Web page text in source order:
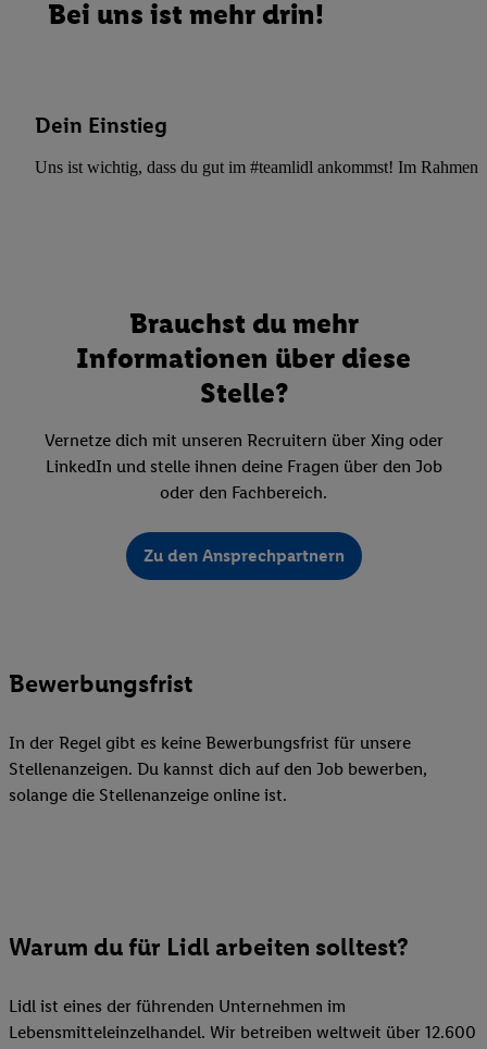
Bei uns ist mehr drin!
Dein Einstieg
Uns ist wichtig, dass du gut im #teamlidl ankommst! Im Rahmen
Brauchst du mehr
Informationen über diese
Stelle?
Vernetze dich mit unseren Recruitern über Xing oder
LinkedIn und stelle ihnen deine Fragen über den Job
oder den Fachbereich.
Zu den Ansprechpartnern
Bewerbungsfrist
In der Regel gibt es keine Bewerbungsfrist für unsere
Stellenanzeigen. Du kannst dich auf den Job bewerben,
solange die Stellenanzeige online ist.
Warum du für Lidl arbeiten solltest?
Lidl ist eines der führenden Unternehmen im
Lebensmitteleinzelhandel. Wir betreiben weltweit über 12.600